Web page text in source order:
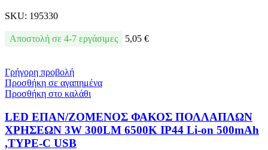
SKU: 195330
Αποστολή σε 4-7 εργάσιμες 5,05 €
Γρήγορη προβολή
Προσθήκη σε αγαπημένα
Προσθήκη στο καλάθι
LED ΕΠΑΝ/ΖΟΜΕΝΟΣ ΦΑΚΟΣ ΠΟΛΛΑΠΛΩΝ
ΧΡΗΣΕΩΝ 3W 300LM 6500K IP44 Li-on 500mAh
,TYPE-C USB